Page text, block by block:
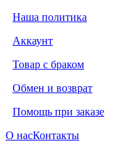
Наша политика
Аккаунт
Товар с браком
Обмен и возврат
Помощь при заказе
О насКонтакты